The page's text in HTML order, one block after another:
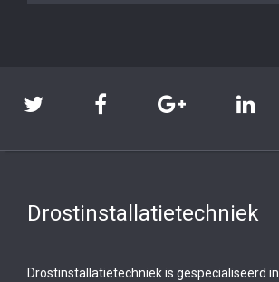
Drostinstallatietechniek
Drostinstallatietechniek is gespecialiseerd in